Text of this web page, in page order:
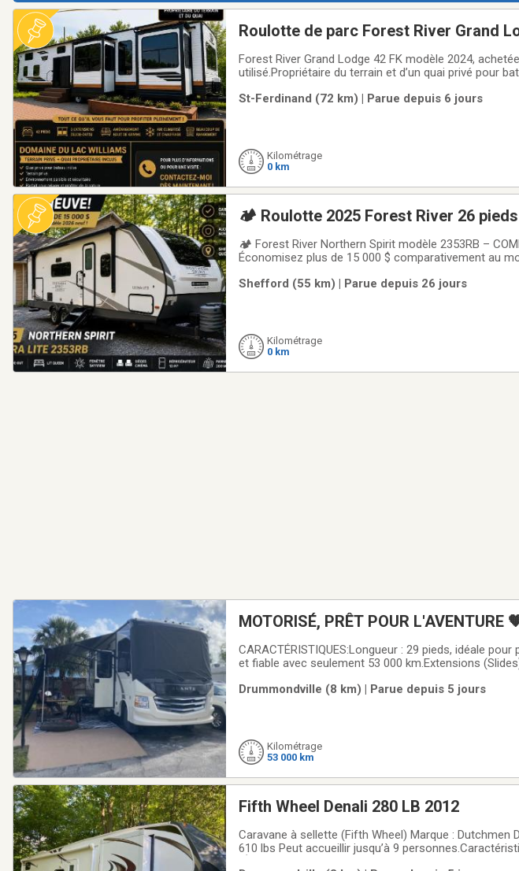
Roulotte de parc Forest River Grand
Lac William- Terrain et quai privé
Forest River Grand Lodge 42 FK modèle 2024, achetée neuve en 2025.État impeccable, très peu
utilisé.Propriétaire du terrain et d’un quai privé pour
main, disponible, maintenant.Pour plus
St-Ferdinand (72 km) | Parue depuis 6 jours
Kilométrage
0 km
🏕️ Roulotte 2025 Forest River 26 pieds
🏕️ Forest River Northern Spirit modèle 2353RB –
Économisez plus de 15 000 $ comparativement au
modèle 2026 identique à celui-ci se vend actuellement
Shefford (55 km) | Parue depuis 26 jours
Kilométrage
0 km
MOTORISÉ, PRÊT POUR L'AVENTURE
CARACTÉRISTIQUES:Longueur : 29 pieds, idéale
et fiable avec seulement 53 000 km.Extensions
exceptionnelles, même pour les
Drummondville (8 km) | Parue depuis 5 jours
Kilométrage
53 000 km
Fifth Wheel Denali 280 LB 2012
Caravane à sellette (Fifth Wheel) Marque : Dutchmen
610 lbs Peut accueillir jusqu’à 9